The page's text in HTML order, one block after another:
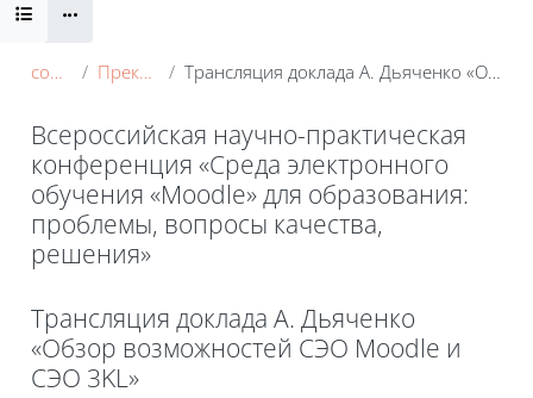
conf_2022 Преконференция Трансляция доклада А. Дьяченко «Обзор возможностей СЭО Moodle и СЭО 3KL»
Всероссийская научно-практическая
конференция «Среда электронного
обучения «Moodle» для образования:
проблемы, вопросы качества,
решения»
Трансляция доклада А. Дьяченко
«Обзор возможностей СЭО Moodle и
СЭО 3KL»